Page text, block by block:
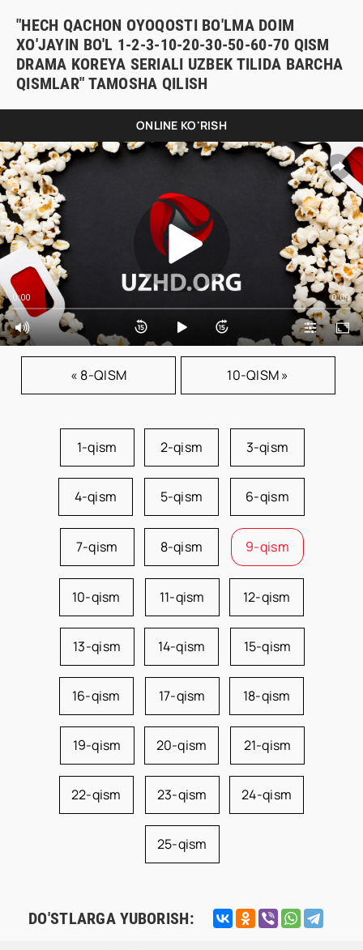
"HECH QACHON OYOQOSTI BO'LMA DOIM
XO'JAYIN BO'L 1-2-3-10-20-30-50-60-70 QISM
DRAMA KOREYA SERIALI UZBEK TILIDA BARCHA
QISMLAR" TAMOSHA QILISH
ONLINE KO'RISH
0:00 0:00
« 8-QISM 10-QISM »
1-qism 2-qism 3-qism
4-qism 5-qism 6-qism
7-qism 8-qism 9-qism
10-qism 11-qism 12-qism
13-qism 14-qism 15-qism
16-qism 17-qism 18-qism
19-qism 20-qism 21-qism
22-qism 23-qism 24-qism
25-qism
DO'STLARGA YUBORISH: